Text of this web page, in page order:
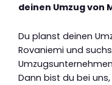
deinen Umzug von
Du planst deinen
Rovaniemi und
Dann bist du bei